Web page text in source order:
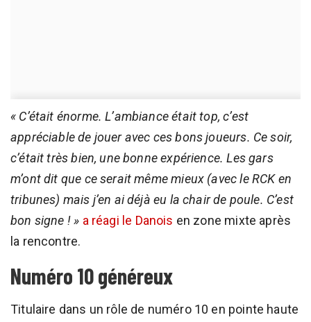
« C’était énorme. L’ambiance était top, c’est
appréciable de jouer avec ces bons joueurs. Ce soir,
c’était très bien, une bonne expérience. Les gars
m’ont dit que ce serait même mieux (avec le RCK en
tribunes) mais j’en ai déjà eu la chair de poule. C’est
bon signe ! » a réagi le Danois en zone mixte après
la rencontre.
Numéro 10 généreux
Titulaire dans un rôle de numéro 10 en pointe haute